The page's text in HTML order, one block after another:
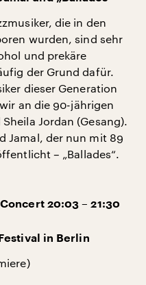
die in den
wurden, sind sehr
und prekäre
der Grund dafür.
dieser Generation
an die 90-jährigen
Jordan (Gesang).
Jamal, der nun mit 89
– „Ballades“.
20:03 – 21:30
in Berlin